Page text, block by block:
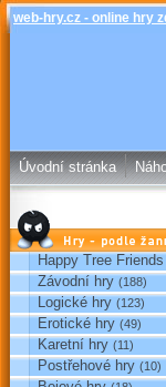
web-hry.cz - online hry
Úvodní stránka
Hry podle žánrů
Happy Tree Friends
Závodní hry (188)
Logické hry (123)
Erotické hry (49)
Karetní hry (11)
Postřehové hry (10)